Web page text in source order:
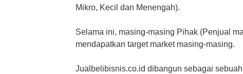
Mikro, Kecil dan Menengah).
Selama ini, masing-masing Pihak (Penjual
mendapatkan target market masing-masing.
Jualbelibisnis.co.id dibangun sebagai